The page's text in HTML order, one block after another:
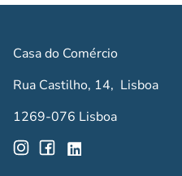
Casa do Comércio
Rua Castilho, 14, Lisboa
1269-076 Lisboa